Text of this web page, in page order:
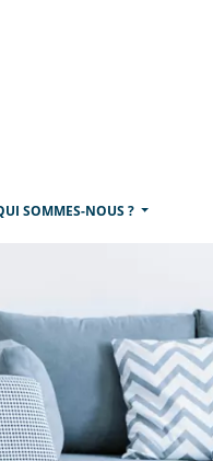
SOMMES-NOUS ?